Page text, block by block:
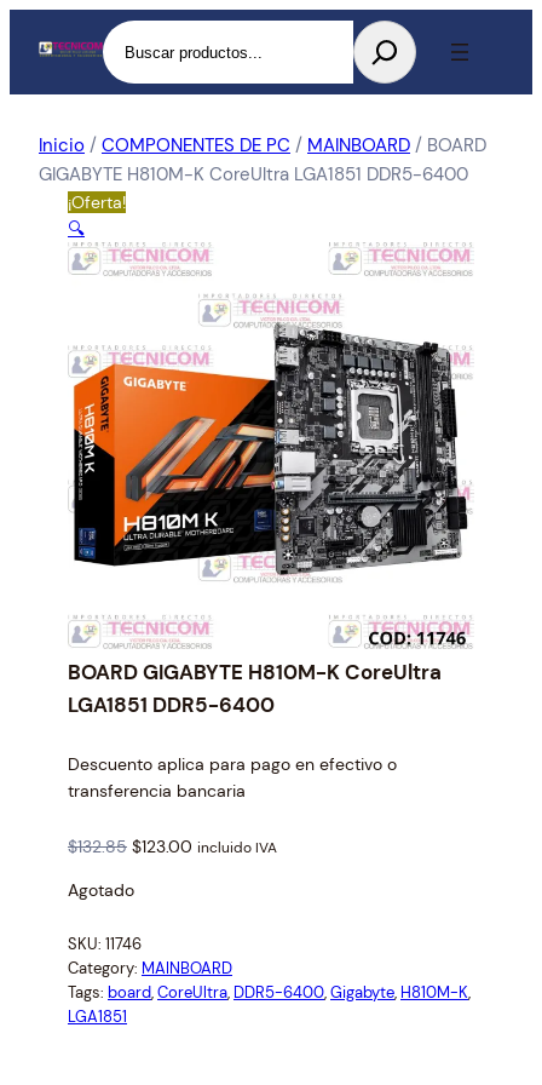
Buscar
Inicio / COMPONENTES DE PC / MAINBOARD / BOARD
GIGABYTE H810M-K CoreUltra LGA1851 DDR5-6400
¡Oferta!
🔍
BOARD GIGABYTE H810M-K CoreUltra
LGA1851 DDR5-6400
Descuento aplica para pago en efectivo o
transferencia bancaria
$132.85 O
i
i
n
a
$123.00 C
n
t
incluido IVA
Agotado
SKU: 11746
Category: MAINBOARD
Tags: board, CoreUltra, DDR5-6400, Gigabyte, H810M-K
LGA1851